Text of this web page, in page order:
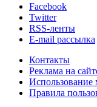
Facebook
Twitter
RSS-ленты
E-mail рассылка
Контакты
Реклама на
Использование
Правила